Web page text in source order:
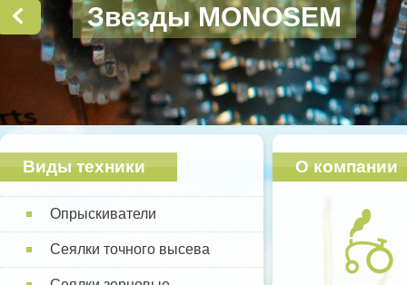
Звезды MONOSEM
Виды техники
Опрыскиватели
Сеялки точного высева
О компании